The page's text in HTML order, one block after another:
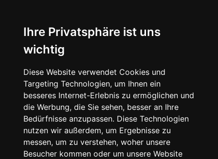
Ihre Privatsphäre ist uns
wichtig
Diese Website verwendet Cookies und
Targeting Technologien, um Ihnen ein
besseres Internet-Erlebnis zu ermöglichen und
die Werbung, die Sie sehen, besser an Ihre
Bedürfnisse anzupassen. Diese Technologien
nutzen wir außerdem, um Ergebnisse zu
messen, um zu verstehen, woher unsere
Besucher kommen oder um unsere Website